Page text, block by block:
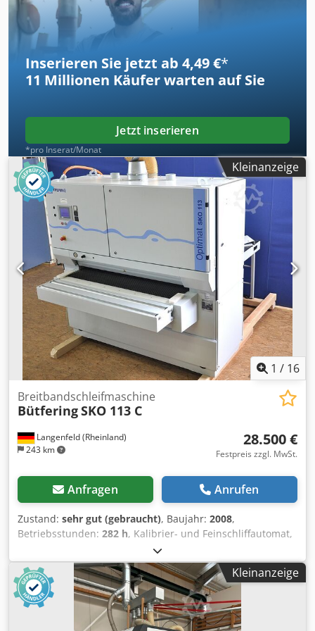
Inserieren Sie jetzt ab 4,49 €*
11 Millionen Käufer warten auf Sie
Jetzt inserieren
*pro Inserat/Monat
Kleinanzeige
1 / 16
Langenfeld (Rheinland)
243 km
Breitbandschleifmaschine
BütferingSKO 113 C
28.500 €
Festpreis zzgl. MwSt.
Anfragen Anrufen
Zustand: sehr gut (gebraucht), Baujahr: 2008,
Betriebsstunden: 282 h, Kalibrier- und Feinschliffautomat,
Breitbandschleifmaschine mit elektronischem
Segmentschleifschuh und Lackschliff Idealer
Schleifautomat für Innenausbaubetriebe, auch für
Lackzwischenschliff geeignet. Einbandmaschine mit
Kombiaggregat und elektronischem Gliederdruckbalken,
Randsegmente ein- und ausschaltbar Segmentbreite des
Kleinanzeige